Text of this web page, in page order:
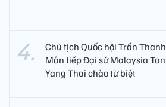
Chủ tịch Quốc hội Trần Thanh
Mẫn tiếp Đại sứ Malaysia Tan
Yang Thai chào từ biệt